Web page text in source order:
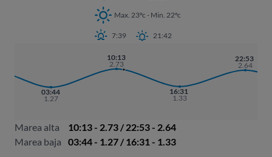
Max. 23ºc - Min. 22ºc
7:39 21:42
03:44
1.27
10:13
2.73
16:31
1.33
22:53
2.64
Marea alta
10:13 - 2.73 / 22:53 - 2.64
Marea baja
03:44 - 1.27 / 16:31 - 1.33